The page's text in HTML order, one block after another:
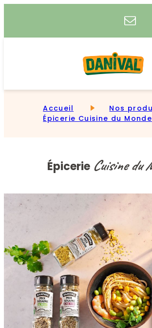
Accueil
Nos
Épicerie Cuisine du Monde
Épicerie Cuisine du